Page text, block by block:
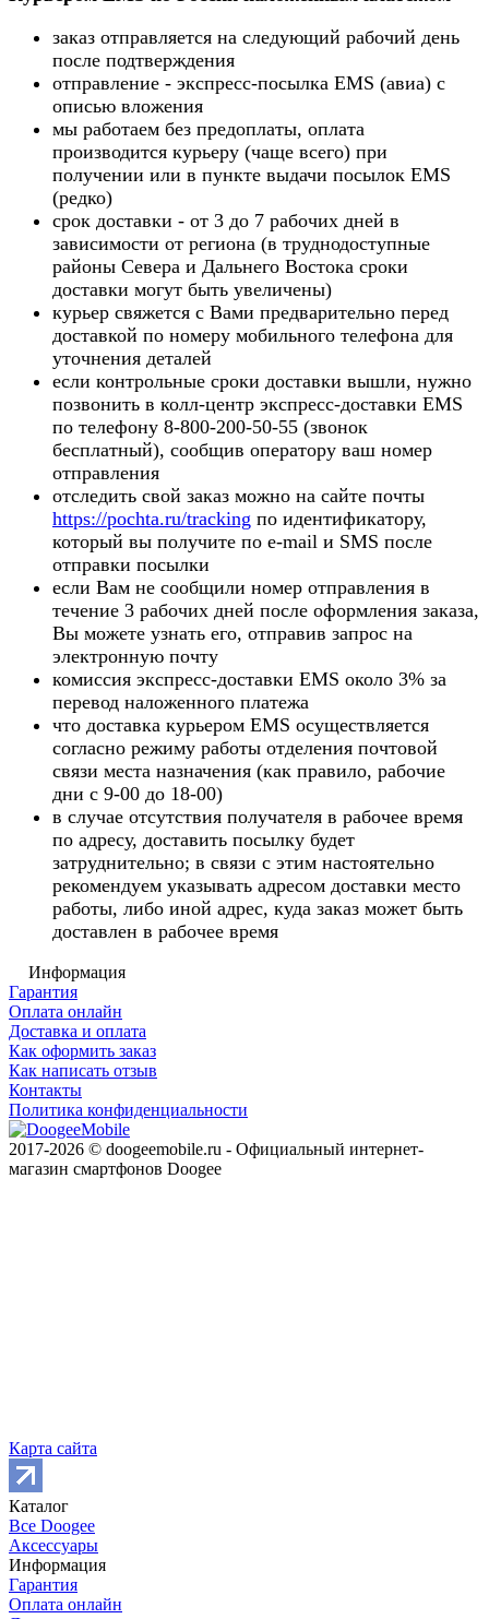
заказ отправляется на следующий рабочий день
после подтверждения
отправление - экспресс-посылка EMS (авиа) с
описью вложения
мы работаем без предоплаты, оплата
производится курьеру (чаще всего) при
получении или в пункте выдачи посылок EMS
(редко)
срок доставки - от 3 до 7 рабочих дней в
зависимости от региона (в труднодоступные
районы Севера и Дальнего Востока сроки
доставки могут быть увеличены)
курьер свяжется с Вами предварительно перед
доставкой по номеру мобильного телефона для
уточнения деталей
если контрольные сроки доставки вышли, нужно
позвонить в колл-центр экспресс-доставки EMS
по телефону 8-800-200-50-55 (звонок
бесплатный), сообщив оператору ваш номер
отправления
отследить свой заказ можно на сайте почты
https://pochta.ru/tracking по идентификатору,
который вы получите по e-mail и SMS после
отправки посылки
если Вам не сообщили номер отправления в
течение 3 рабочих дней после оформления заказа,
Вы можете узнать его, отправив запрос на
электронную почту
комиссия экспресс-доставки EMS около 3% за
перевод наложенного платежа
что доставка курьером EMS осуществляется
согласно режиму работы отделения почтовой
связи места назначения (как правило, рабочие
дни с 9-00 до 18-00)
в случае отсутствия получателя в рабочее время
по адресу, доставить посылку будет
затруднительно; в связи с этим настоятельно
рекомендуем указывать адресом доставки место
работы, либо иной адрес, куда заказ может быть
доставлен в рабочее время
Информация
Гарантия
Оплата онлайн
Доставка и оплата
Как оформить заказ
Как написать отзыв
Контакты
Политика конфиденциальности
2017-2026 © doogeemobile.ru - Официальный интернет-
магазин смартфонов Doogee
Карта сайта
Каталог
Все Doogee
Аксессуары
Информация
Гарантия
Оплата онлайн